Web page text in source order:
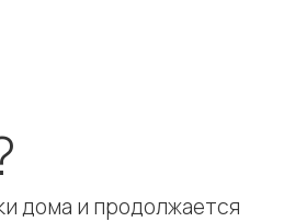
дома и продолжается